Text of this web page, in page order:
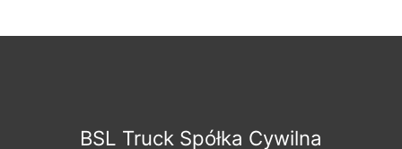
BSL Truck Spółka Cywilna